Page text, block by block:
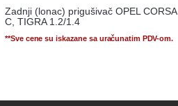
Zadnji (lonac) prigušivač OPEL CORSA
C, TIGRA 1.2/1.4
**Sve cene su iskazane sa uračunatim PDV-om.